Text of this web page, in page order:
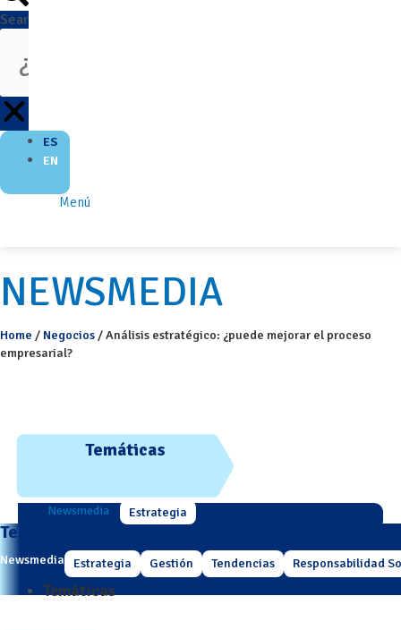
Search
ES
EN
Menú
NEWSMEDIA
Home / Negocios /Análisis estratégico: ¿puede mejorar el proceso
empresarial?
Temáticas
Newsmedia Estrategia
Temáticas
Newsmedia Estrategia Gestión Tendencias Responsabilidad
Temáticas